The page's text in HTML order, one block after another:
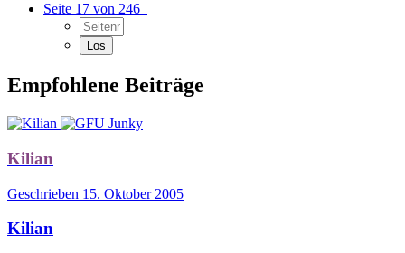
Seite 17 von 246
Empfohlene Beiträge
Kilian
Geschrieben 15. Oktober 2005
Kilian